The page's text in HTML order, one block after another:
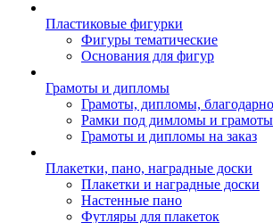
Пластиковые фигурки
Фигуры тематические
Основания для фигур
Грамоты и дипломы
Грамоты, дипломы,
Рамки под димломы и грамоты
Грамоты и дипломы на заказ
Плакетки, пано, наградные доски
Плакетки и наградные доски
Настенные пано
Футляры для плакеток